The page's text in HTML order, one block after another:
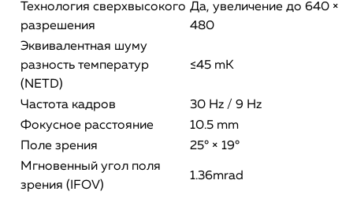
Технология сверхвысокого
разрешения
Да, увеличение до 640 ×
480
Эквивалентная шуму
разность температур
(NETD)
≤45 mK
Частота кадров
30 Hz / 9 Hz
Фокусное расстояние
10.5 mm
Поле зрения
25° × 19°
Мгновенный угол поля
зрения (IFOV)
1.36mrad